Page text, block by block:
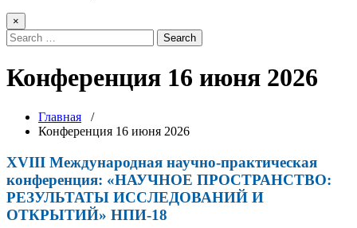
×
Конференция 16 июня 2026
Главная /
Конференция 16 июня 2026
XVIII Международная научно-практическая
конференция: «НАУЧНОЕ ПРОСТРАНСТВО:
РЕЗУЛЬТАТЫ ИССЛЕДОВАНИЙ И
ОТКРЫТИЙ» НПИ-18